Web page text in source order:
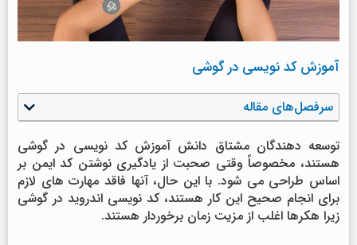
آموزش کد نویسی در گوشی
سرفصل‌های مقاله
توسعه دهندگان مشتاق دانش آموزش کد نویسی در گوشی
هستند، مخصوصاً وقتی صحبت از یادگیری نوشتن کد ایمن بر
اساس طراحی می شود. با این حال، آنها فاقد مهارت های لازم
برای انجام صحیح این کار هستند، کد نویسی اندروید در گوشی
زیرا هکرها اغلب از مزیت زمان برخوردار هستند.